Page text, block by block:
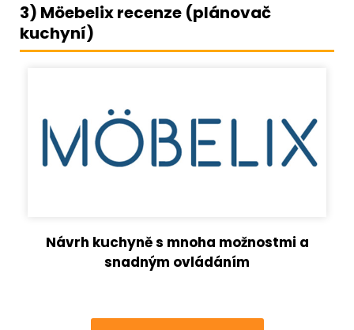
3) Möebelix recenze (plánovač
kuchyní)
Návrh kuchyně s mnoha možnostmi a
snadným ovládáním